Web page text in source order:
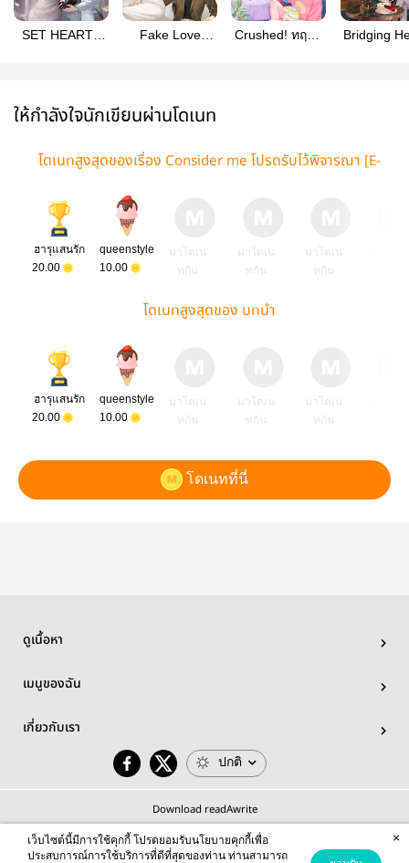
SET HEART :
Fake Love
Crushed! ทฤษฎี
Bridging
ให้กำลังใจนักเขียนผ่านโดเนท
โดเนทสูงสุดของเรื่อง Consider me โปรดรับไว้พิจารณา [E-
ฮารุแสนรัก
20.00
queenstyle
10.00
มาโดเน
ทกัน
มาโดเน
ทกัน
มาโดเน
ทกัน
โดเนทสูงสุดของ บทนำ
ฮารุแสนรัก
20.00
queenstyle
10.00
มาโดเน
ทกัน
มาโดเน
ทกัน
มาโดเน
ทกัน
โดเนทที่นี่
ดูเนื้อหา
เมนูของฉัน
เกี่ยวกับเรา
ปกติ
Download readAwrite
เว็บไซต์นี้มีการใช้คุกกี้ โปรดยอมรับนโยบายคุกกี้เพื่อ
ประสบการณ์การใช้บริการที่ดีที่สุดของท่าน ท่านสามารถ
×